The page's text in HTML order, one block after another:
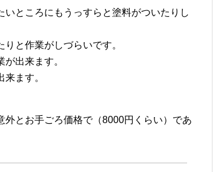
ところにもうっすらと塗料がついたりし
と作業がしづらいです。
出来ます。
ます。
とお手ごろ価格で（8000円くらい）であ